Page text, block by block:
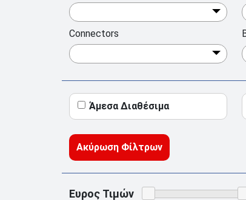
Connectors
Άμεσα Διαθέσιμα
Ακύρωση Φίλτρων
Ευρος Τιμών